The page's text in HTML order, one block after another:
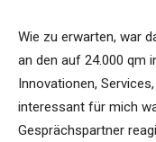
Wie zu erwarten, war
an den auf 24.000 qm
Innovationen,
interessant für mich
Gesprächspartner